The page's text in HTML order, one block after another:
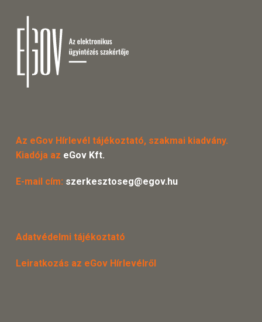
Az eGov Hírlevél tájékoztató, szakmai kiadvány.
Kiadója az eGov Kft.
E-mail cím: szerkesztoseg@egov.hu
Adatvédelmi tájékoztató
Leiratkozás az eGov Hírlevélről